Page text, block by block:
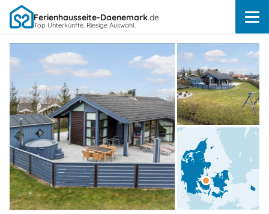
Ferienhausseite-Daenemark.de
Top Unterkünfte. Riesige Auswahl.